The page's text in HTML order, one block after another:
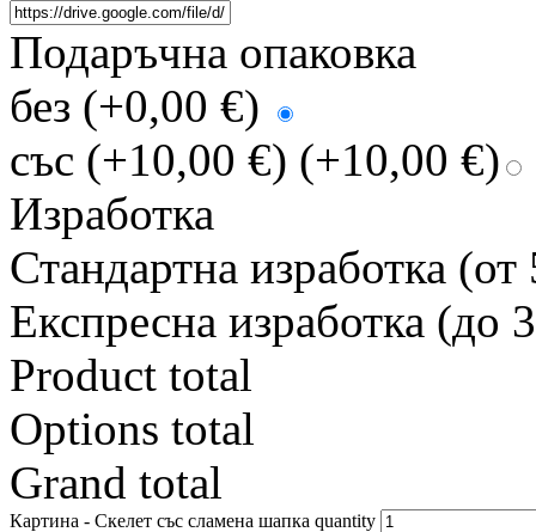
Подаръчна опаковка
без (+0,00 €)
със (+10,00 €) (+10,00 €)
Изработка
Стандартна изработка
Експресна изработка
Product total
Options total
Grand total
Картина - Скелет със сламена шапка quantity